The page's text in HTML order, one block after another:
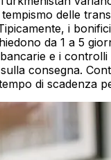
delle
i
da 1 a 5
e i controlli
consegna.
di scadenza